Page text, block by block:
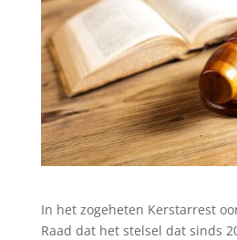
In het zogeheten Kerstarrest
Raad dat het stelsel dat sinds